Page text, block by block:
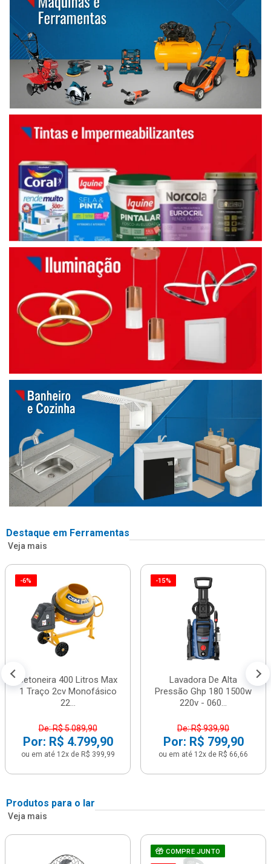
Destaque em Ferramentas
Veja mais
-6%
Betoneira 400 Litros Max
1 Traço 2cv Monofásico
22...
De: R$ 5.089,90
Por: R$ 4.799,90
ou em até 12x de R$ 399,99
-15%
Lavadora De Alta
Pressão Ghp 180 1500w
220v - 060...
De: R$ 939,90
Por: R$ 799,90
ou em até 12x de R$ 66,66
Produtos para o lar
Veja mais
COMPRE JUNTO